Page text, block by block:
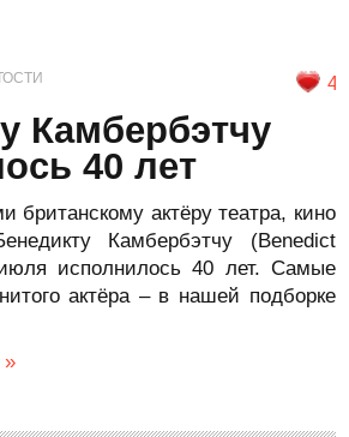
4
Камбербэтчу
40 лет
актёру театра, кино
Камбербэтчу (Benedict
исполнилось 40 лет. Самые
актёра – в нашей подборке
»